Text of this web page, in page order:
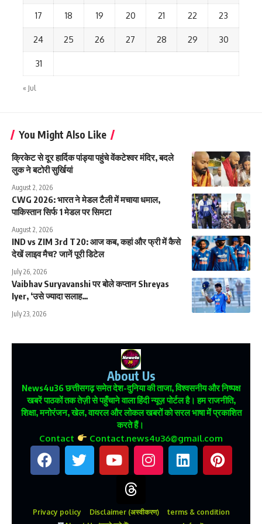
17 18 19 20 21 22 23
24 25 26 27 28 29 30
31
« Jul
You Might Also Like
क्रिकेट से दूर हार्दिक पांड्या पहुंचे वेंकटेश्वर मंदिर, बदले
लुक ने बटोरी सुर्खियां
August 2, 2026
CWG 2026: भारत ने मेडल टैली में मचाया धमाल,
पाकिस्तान सिर्फ 1 मेडल पर सिमटा
August 2, 2026
IND vs ZIM 3rd T20: आज कब, कहां और फ्री में कैसे
देखें लाइव मैच? जानें पूरी डिटेल
July 26, 2026
Vaibhav Suryavanshi पर बोले कप्तान Shreyas
Iyer, ‘उसे ज्यादा सलाह…
July 23, 2026
About Us
News4u36छत्तीसगढ़ समेत देश-दुनिया की ताजा, विश्वसनीय और निष्पक्ष
खबरें पाठकों तक तेज़ी से पहुँचाने वाला हिंदी न्यूज़ पोर्टल है। हम राजनीति,
शिक्षा, मनोरंजन, खेल, वायरल और लोकल खबरों को सरल भाषा में प्रकाशित
करते हैं।
Contact Contact.news4u36@gmail.com
Privacy policy Disclaimer (अस्वीकरण)
terms & condition